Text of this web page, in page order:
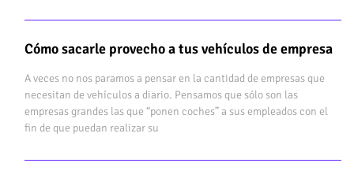
Cómo sacarle provecho a tus vehículos de empresa
A veces no nos paramos a pensar en la cantidad de empresas que
necesitan de vehículos a diario. Pensamos que sólo son las
empresas grandes las que “ponen coches” a sus empleados con el
fin de que puedan realizar su